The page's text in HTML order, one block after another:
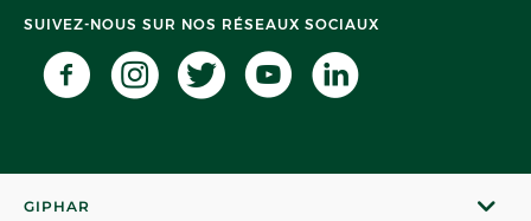
SUIVEZ-NOUS SUR NOS RÉSEAUX SOCIAUX
GIPHAR